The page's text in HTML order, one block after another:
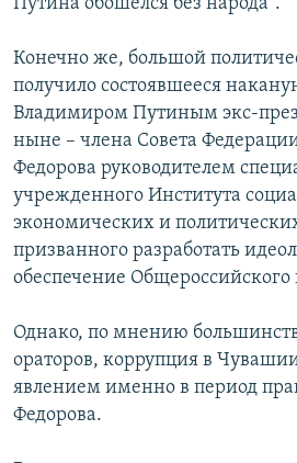
Все сайты РСЕ/РС
Конечно же, большой
получило состоявшееся
Владимиром Путиным экс-
ныне – члена Совета
Федорова руководителем
учрежденного Института
экономических и
призванного разработать
обеспечение Общероссийского
Однако, по мнению
ораторов, коррупция в
явлением именно в период
Федорова.